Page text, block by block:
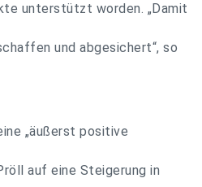
unterstützt worden. „Damit
und abgesichert“, so
„äußerst positive
auf eine Steigerung in